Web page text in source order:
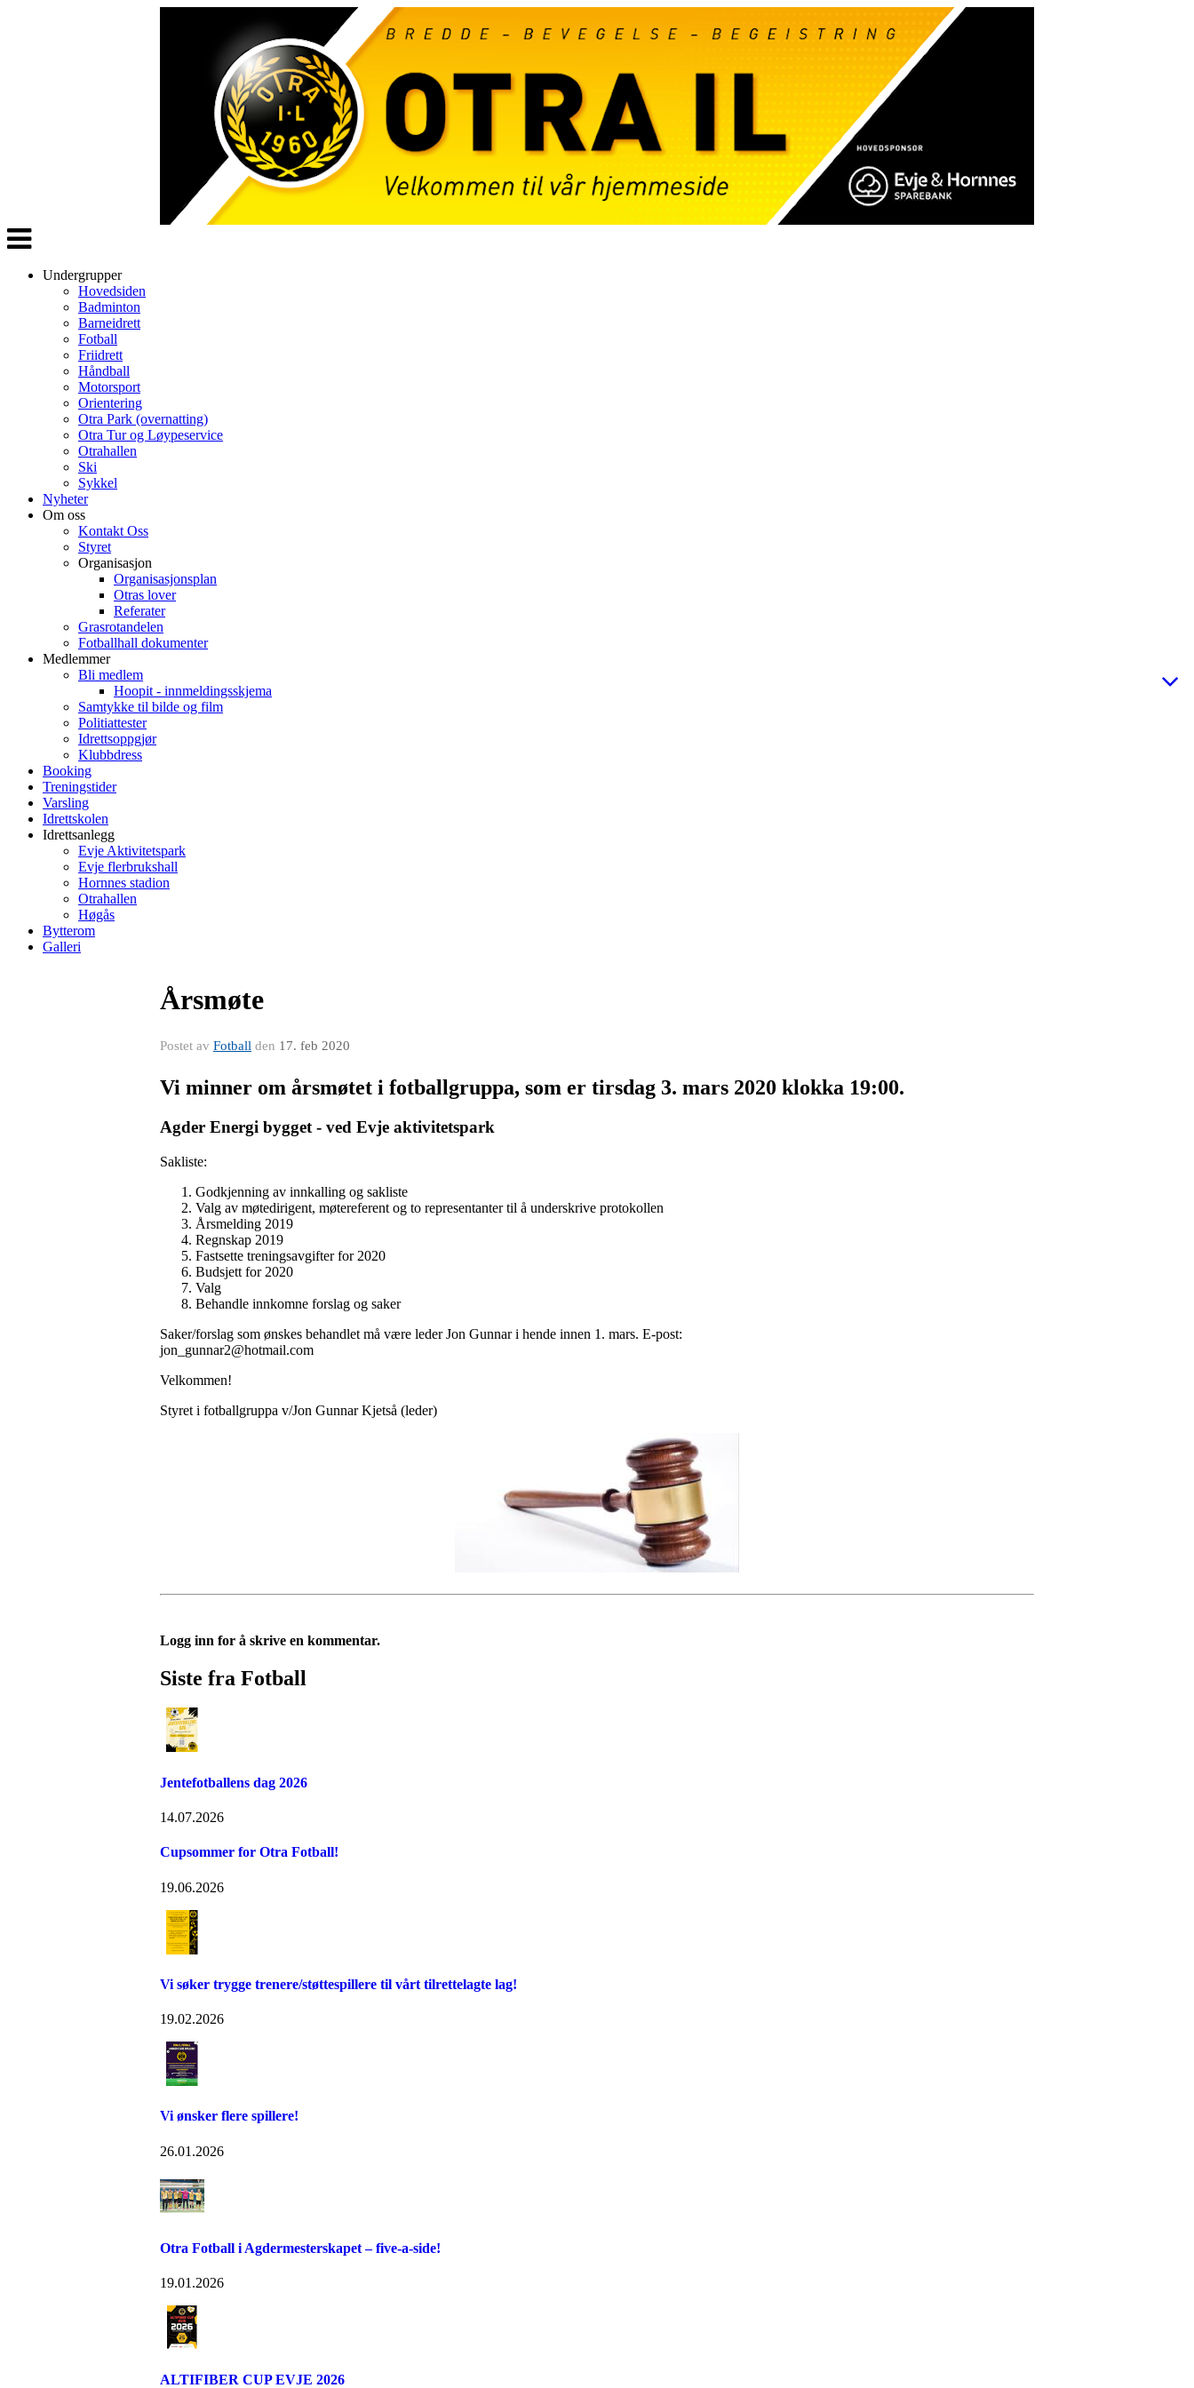
Veksle
navigasjon
Undergrupper
Hovedsiden
Badminton
Barneidrett
Fotball
Friidrett
Håndball
Motorsport
Orientering
Otra Park (overnatting)
Otra Tur og Løypeservice
Otrahallen
Ski
Sykkel
Nyheter
Om oss
Kontakt Oss
Styret
Organisasjon
Organisasjonsplan
Otras lover
Referater
Grasrotandelen
Fotballhall dokumenter
Medlemmer
Bli medlem
Hoopit - innmeldingsskjema
Samtykke til bilde og film
Politiattester
Idrettsoppgjør
Klubbdress
Booking
Treningstider
Varsling
Idrettskolen
Idrettsanlegg
Evje Aktivitetspark
Evje flerbrukshall
Hornnes stadion
Otrahallen
Høgås
Bytterom
Galleri
Årsmøte
Postet av Fotball den 17. feb 2020
Vi minner om årsmøtet i fotballgruppa, som er tirsdag 3. mars 2020 klokka 19:00.
Agder Energi bygget - ved Evje aktivitetspark
Sakliste:
Godkjenning av innkalling og sakliste
Valg av møtedirigent, møtereferent og to representanter til å underskrive protokollen
Årsmelding 2019
Regnskap 2019
Fastsette treningsavgifter for 2020
Budsjett for 2020
Valg
Behandle innkomne forslag og saker
Saker/forslag som ønskes behandlet må være leder Jon Gunnar i hende innen 1. mars. E-post:
jon_gunnar2@hotmail.com
Velkommen!
Styret i fotballgruppa v/Jon Gunnar Kjetså (leder)
Logg inn for å skrive en kommentar.
Siste fra Fotball
Jentefotballens dag 2026
14.07.2026
Cupsommer for Otra Fotball!
19.06.2026
Vi søker trygge trenere/støttespillere til vårt tilrettelagte lag!
19.02.2026
Vi ønsker flere spillere!
26.01.2026
Otra Fotball i Agdermesterskapet – five-a-side!
19.01.2026
ALTIFIBER CUP EVJE 2026